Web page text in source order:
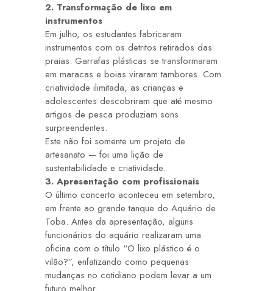
2. Transformação de lixo em
instrumentos
Em julho, os estudantes fabricaram
instrumentos com os detritos retirados das
praias. Garrafas plásticas se transformaram
em maracas e boias viraram tambores. Com
criatividade ilimitada, as crianças e
adolescentes descobriram que até mesmo
artigos de pesca produziam sons
surpreendentes.
Este não foi somente um projeto de
artesanato — foi uma lição de
sustentabilidade e criatividade.
3. Apresentação com profissionais
O último concerto aconteceu em setembro,
em frente ao grande tanque do Aquário de
Toba. Antes da apresentação, alguns
funcionários do aquário realizaram uma
oficina com o título “O lixo plástico é o
vilão?”, enfatizando como pequenas
mudanças no cotidiano podem levar a um